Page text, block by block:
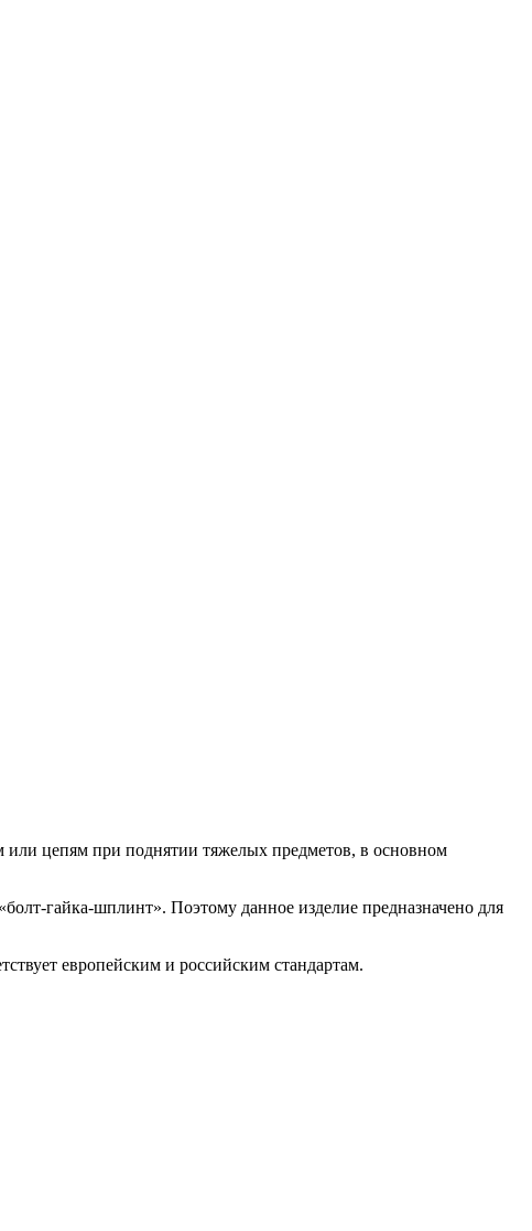
или цепям при поднятии тяжелых предметов, в основном
гайка-шплинт». Поэтому данное изделие предназначено для
европейским и российским стандартам.